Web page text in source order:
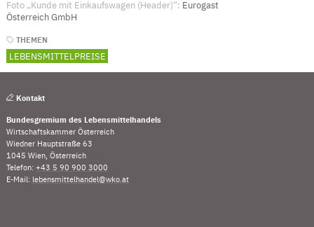
Foto „Kunde mit Einkaufswagen (Header)“: Eurogast
Österreich GmbH
THEMEN
LEBENSMITTELPREISE
Kontakt
Bundesgremium des Lebensmittelhandels
Wirtschaftskammer Österreich
Wiedner Hauptstraße 63
1045 Wien, Österreich
Telefon: +43 5 90 900 3000
E-Mail: lebensmittelhandel@wko.at